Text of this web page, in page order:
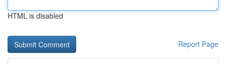
HTML is disabled
Report Page